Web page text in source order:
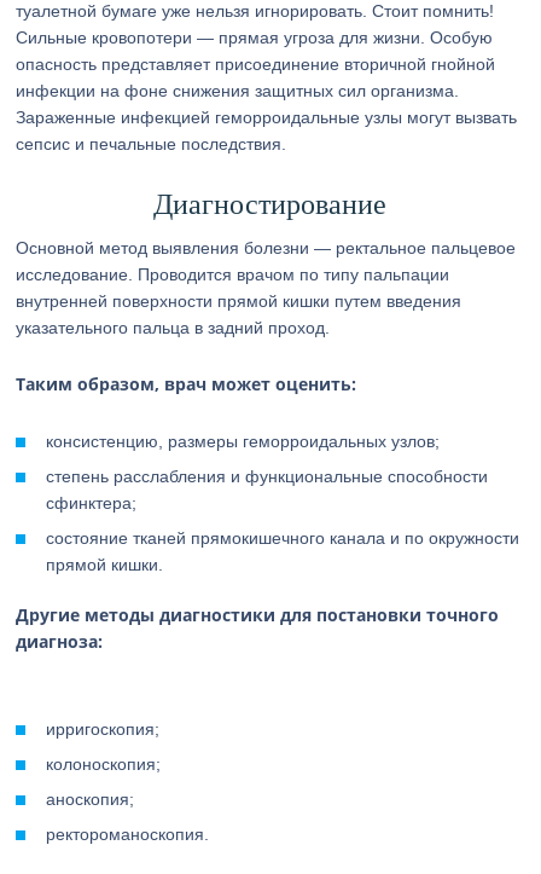
туалетной бумаге уже нельзя игнорировать. Стоит помнить!
Сильные кровопотери — прямая угроза для жизни. Особую
опасность представляет присоединение вторичной гнойной
инфекции на фоне снижения защитных сил организма.
Зараженные инфекцией геморроидальные узлы могут вызвать
сепсис и печальные последствия.
Диагностирование
Основной метод выявления болезни — ректальное пальцевое
исследование. Проводится врачом по типу пальпации
внутренней поверхности прямой кишки путем введения
указательного пальца в задний проход.
Таким образом, врач может оценить:
консистенцию, размеры геморроидальных узлов;
степень расслабления и функциональные способности
сфинктера;
состояние тканей прямокишечного канала и по окружности
прямой кишки.
Другие методы диагностики для постановки точного
диагноза:
ирригоскопия;
колоноскопия;
аноскопия;
ректороманоскопия.